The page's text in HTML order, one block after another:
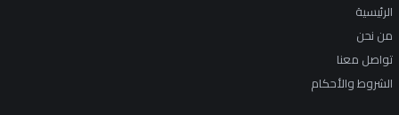
الرئيسية
من نحن
تواصل معنا
الشروط والأحكام